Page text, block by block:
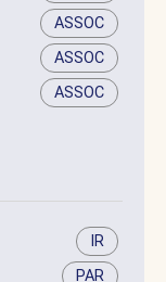
ASSOC
ASSOC
ASSOC
IR
PAR